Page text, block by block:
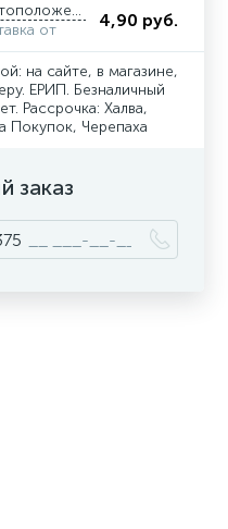
Местоположение
от
4,90 руб.
на сайте, в магазине,
ЕРИП. Безналичный
Рассрочка: Халва,
Покупок, Черепаха
заказ